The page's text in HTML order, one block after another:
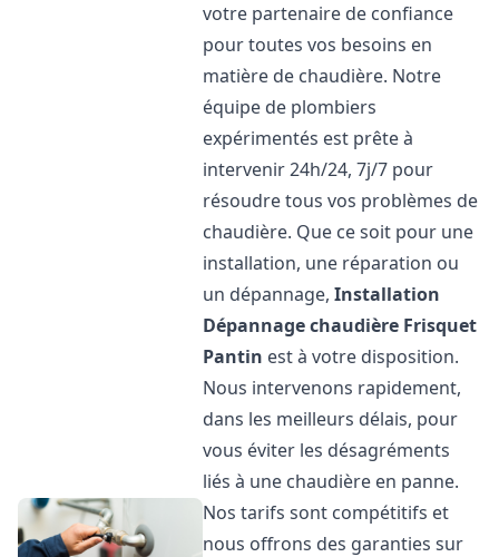
votre partenaire de confiance
pour toutes vos besoins en
matière de chaudière. Notre
équipe de plombiers
expérimentés est prête à
intervenir 24h/24, 7j/7 pour
résoudre tous vos problèmes de
chaudière. Que ce soit pour une
installation, une réparation ou
un dépannage,Installation
Dépannage chaudière Frisquet
Pantin est à votre disposition.
Nous intervenons rapidement,
dans les meilleurs délais, pour
vous éviter les désagréments
liés à une chaudière en panne.
Nos tarifs sont compétitifs et
nous offrons des garanties sur